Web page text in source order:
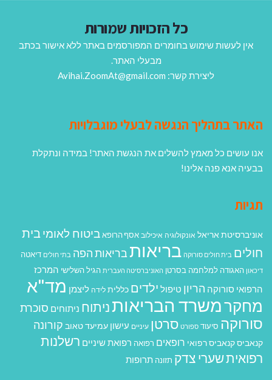
כל הזכויות שמורות
אין לעשות שימוש בחומרים המפורסמים באתר ללא אישור בכתב
מבעלי האתר.
ליצירת קשר: Avihai.ZoomAt@gmail.com
האתר בתהליך הנגשה לבעלי מוגבלויות
אנו עושים כל מאמץ להשלים את הנגשת האתר! במידה ונתקלת
בבעיה אנא פנה אלינו!
תגיות
אוניברסיטת אריאל אונקולוגיה איכילוב אסף הרופא ביטוח לאומיבית
חולים בית חולים סורוקה בריאות בריאות הפה בתי חולים דיאטה
דיכאון האגודה למלחמה בסרטן האוניברסיטה העברית הגיל השלישי המרכז
הרפואי סורוקה הריון טיפול ילדים כללית לידה ליצמן מד"א
מחקרמשרד הבריאות ניתוח ניתוחים סוכרת
סורוקה סיעוד ספורט סרטן עיניים עישון עמיעד טאוב קורונה
קנאביסקנאביס רפואי רופאים רפואה רפואת שיניים רשלנות
רפואיתשערי צדק תזונה תרופות